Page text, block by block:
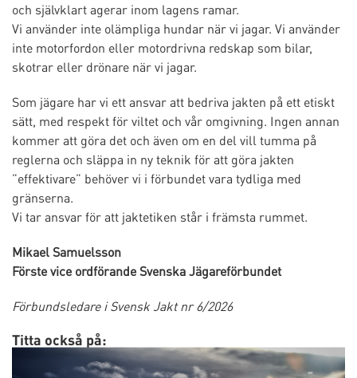
och självklart agerar inom lagens ramar.
Vi använder inte olämpliga hundar när vi jagar. Vi använder
inte motorfordon eller motordrivna redskap som bilar,
skotrar eller drönare när vi jagar.
Som jägare har vi ett ansvar att bedriva jakten på ett etiskt
sätt, med respekt för viltet och vår omgivning. Ingen annan
kommer att göra det och även om en del vill tumma på
reglerna och släppa in ny teknik för att göra jakten
”effektivare” behöver vi i förbundet vara tydliga med
gränserna.
Vi tar ansvar för att jaktetiken står i främsta rummet.
Mikael Samuelsson
Förste vice ordförande Svenska Jägareförbundet
Förbundsledare i Svensk Jakt nr 6/2026
Titta också på: